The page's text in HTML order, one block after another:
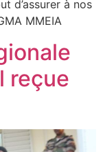
d’assurer à nos
MMEIA
reçue